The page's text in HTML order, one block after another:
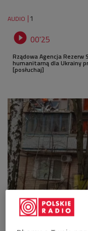
AUDIO 1
 00'25
Rządowa Agencja
humanitarną dla Ukrainy
[posłuchaj]